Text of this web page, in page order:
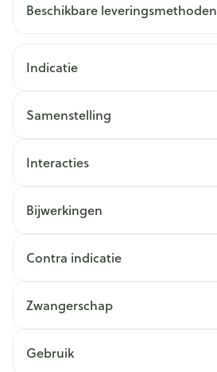
Beschikbare leveringsmethoden
Indicatie
Samenstelling
Interacties
Bijwerkingen
Contra indicatie
Zwangerschap
Gebruik